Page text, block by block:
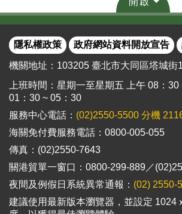
隱私權政策 政府網站資料開放宣告
機關地址：103205 臺北市大同區塔城街
上班時間：星期一至星期五 上午 08：
01：30 ~ 05：30
服務中心電話： (02)2550-5500 分機
海關免付費服務電話：0800-005-055
傳真：(02)2550-7643
關港貿單一窗口：0800-299-889／
夜間及例假日系統異常通報： (02) 2550-
建議使用最新版本瀏覽器，並設定 1024